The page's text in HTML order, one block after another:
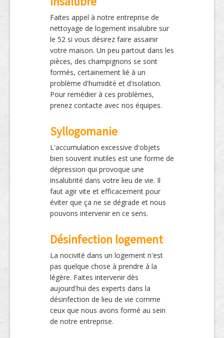
Faites appel à notre entreprise de
nettoyage de logement insalubre sur
le 52 si vous désirez faire assainir
votre maison. Un peu partout dans les
pièces, des champignons se sont
formés, certainement lié à un
problème d'humidité et d'isolation.
Pour remédier à ces problèmes,
prenez contacte avec nos équipes.
Syllogomanie
L'accumulation excessive d'objets
bien souvent inutiles est une forme de
dépression qui provoque une
insalubrité dans votre lieu de vie. Il
faut agir vite et efficacement pour
éviter que ça ne se dégrade et nous
pouvons intervenir en ce sens.
Désinfection logement
La nocivité dans un logement n'est
pas quelque chose à prendre à la
légère. Faites intervenir dès
aujourd'hui des experts dans la
désinfection de lieu de vie comme
ceux que nous avons formé au sein
de notre entreprise.